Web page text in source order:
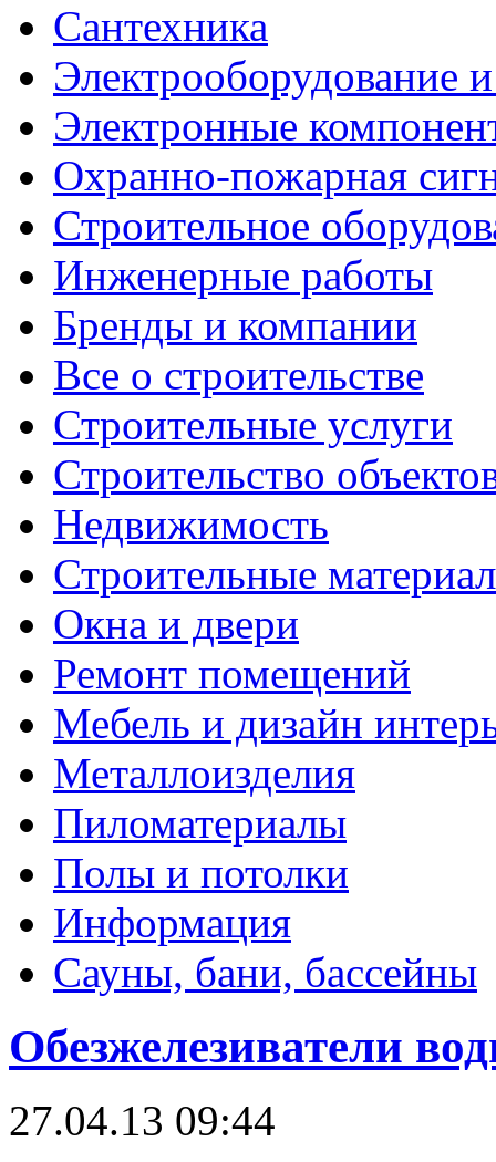
Сантехника
Электрооборудование
Электронные
Охранно-пожарная
Строительное
Инженерные работы
Бренды и компании
Все о строительстве
Строительные услуги
Строительство
Недвижимость
Строительные
Окна и двери
Ремонт помещений
Мебель и дизайн
Металлоизделия
Пиломатериалы
Полы и потолки
Информация
Сауны, бани, бассейны
Обезжелезиватели
27.04.13 09:44